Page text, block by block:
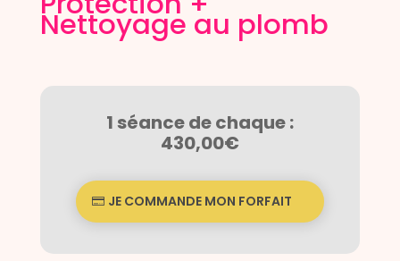
Nettoyage au plomb
1 séance de chaque :
430,00€
JE COMMANDE MON FORFAIT